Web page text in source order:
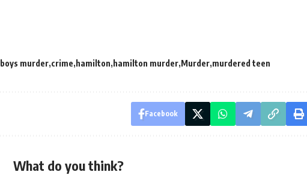
boys murder crime hamilton hamilton murder Murder murdered teen
Facebook
What do you think?